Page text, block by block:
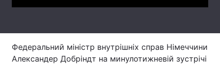
Федеральний міністр внутрішніх справ Німеччини
Александер Добріндт на минулотижневій зустрічі